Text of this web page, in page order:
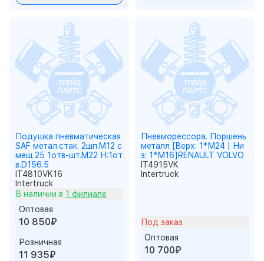
Подушка пневматическая
SAF метал.стак. 2шп.M12 с
мещ.25 1отв-шт.M22 Н:1от
в.D156.5
IT4810VK16
Intertruck
В наличии в 1 филиале
Оптовая
10 850₽
Розничная
11 935₽
Пневморессора. Поршень
металл [Верх: 1*М24 | Ни
з: 1*М16]RENAULT VOLVO
IT4915VK
Intertruck
Под заказ
Оптовая
10 700₽